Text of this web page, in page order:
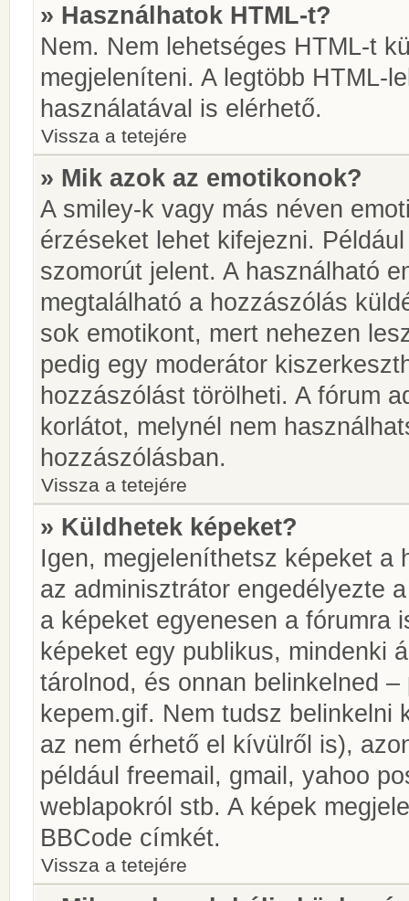
» Használhatok HTML-t?
Nem. Nem lehetséges HTML-t
megjeleníteni. A legtöbb HTML-
használatával is elérhető.
Vissza a tetejére
» Mik azok az emotikonok?
A smiley-k vagy más néven
érzéseket lehet kifejezni.
szomorút jelent. A használható
megtalálható a hozzászólás
sok emotikont, mert nehezen
pedig egy moderátor
hozzászólást törölheti. A fórum
korlátot, melynél nem
hozzászólásban.
Vissza a tetejére
» Küldhetek képeket?
Igen, megjeleníthetsz képeket a
az adminisztrátor engedélyezte
a képeket egyenesen a fórumra
képeket egy publikus, mindenki
tárolnod, és onnan belinkelned
kepem.gif. Nem tudsz belinkelni
az nem érhető el kívülről is),
például freemail, gmail, yahoo
weblapokról stb. A képek
BBCode címkét.
Vissza a tetejére